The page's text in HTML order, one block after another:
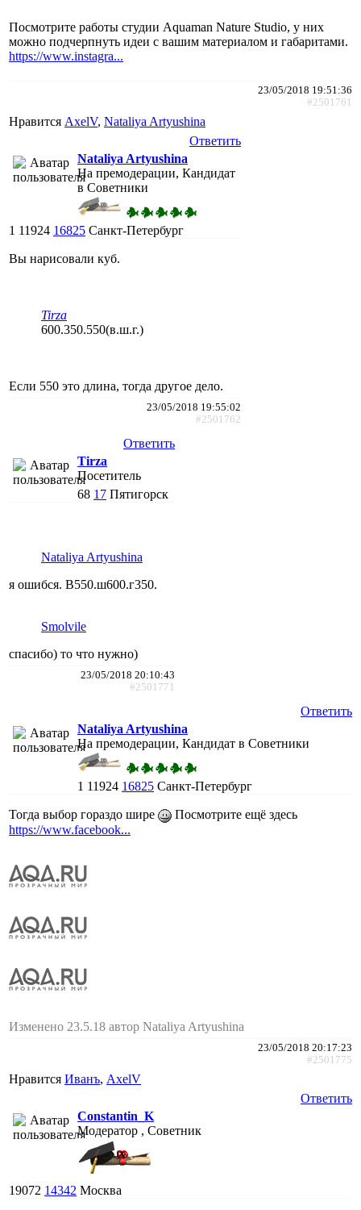
Посмотрите работы студии Aquaman Nature Studio, у них
можно подчерпнуть идеи с вашим материалом и габаритами.
https://www.instagra...
23/05/2018 19:51:36
#2501761
Нравится AxelV, Nataliya Artyushina
Ответить
Nataliya Artyushina
На премодерации, Кандидат
в Советники
1 11924 16825 Санкт-Петербург
Вы нарисовали куб.
Tirza
600.350.550(в.ш.г.)
Если 550 это длина, тогда другое дело.
23/05/2018 19:55:02
#2501762
Ответить
Tirza
Посетитель
68 17 Пятигорск
Nataliya Artyushina
я ошибся. В550.ш600.г350.
Smolvile
спасибо) то что нужно)
23/05/2018 20:10:43
#2501771
Ответить
Nataliya Artyushina
На премодерации, Кандидат в Советники
1 11924 16825 Санкт-Петербург
Тогда выбор гораздо шире
Посмотрите ещё здесь
https://www.facebook...
Изменено 23.5.18 автор Nataliya Artyushina
23/05/2018 20:17:23
#2501775
Нравится Иванъ, AxelV
Ответить
Constantin_K
Модератор , Советник
19072 14342 Москва